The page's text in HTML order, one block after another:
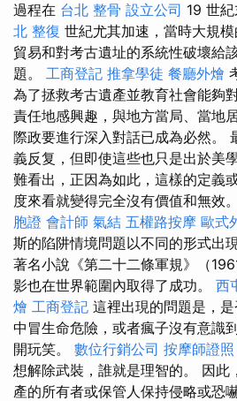
過程在 台北 整骨 設立公司 19 世
北 整復 世紀尤其加速，當時大規
貿易和對考古遺址的系統性破壞給
題。 工商登記 推拿學徒 餐廳外燴
為了拯救考古遺產並教育社會能夠
責任地感興趣，與地方當局、當地
際政要進行深入對話已成為必然。
義反复，但即使這些也只是出於美
難看出，正因為如此，這樣的定義
度來看就變得完全沒有價值和無效。
胞證 會計師 氣結 五權路按摩 歐式
斯的陷阱情境問題以不同的形式出
著名小說《第二十二條軍規》（
影也在世界範圍內取得了成功。 西
燴 工商登記 這裡出現的問題是，
中冒生命危險，或者瘋子沒有意識
開玩笑。 數位行銷公司 按摩師證照
想解除武裝，誰就是理智的。 因此
產的所有者或保管人保持侵略或恐